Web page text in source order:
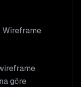
Wireframe
göre